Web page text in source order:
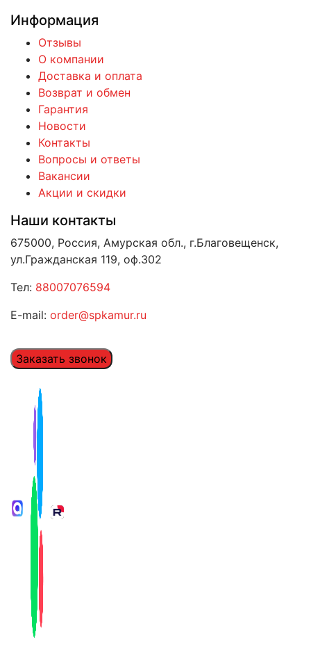
Информация
Отзывы
О компании
Доставка и оплата
Возврат и обмен
Гарантия
Новости
Контакты
Вопросы и ответы
Вакансии
Акции и скидки
Наши контакты
675000, Россия, Амурская обл., г.Благовещенск,
ул.Гражданская 119, оф.302
Тел: 88007076594
E-mail: order@spkamur.ru
Заказать звонок